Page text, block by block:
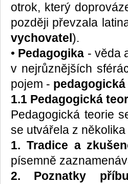
otrok, který
později převzala
vychovatel ).
• Pedagogika - věda
v nejrůznějších
pojem - pedagogická
1.1 Pedagogická
Pedagogická teorie
se utvářela z
1. Tradice a
písemně
2. Poznatky